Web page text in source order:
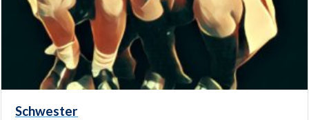
Schwester